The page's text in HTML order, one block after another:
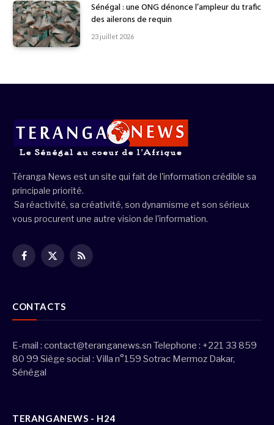
Sénégal : une ONG dénonce l’ampleur du trafic
des ailerons de requin
23 juillet 2026
Téranga News est un site qui fait de l'information crédible sa
principale priorité.
Sa réactivité, sa créativité, son dynamisme et son sérieux
vous procurent une autre vision de l'information.
Facebook
X
RSS
CONTACTS
E-mail : contact@teranganews.sn Telephone : +221 33 859
80 99 Siège social : Villa n°159 Sotrac Mermoz Dakar,
Sénégal
TERANGANEWS - H24